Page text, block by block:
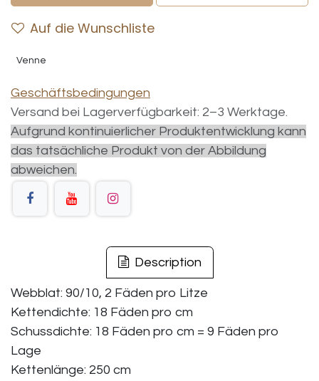
Auf die Wunschliste
Venne
Geschäftsbedingungen
Versand bei Lagerverfügbarkeit: 2–3 Werktage.
Aufgrund kontinuierlicher Produktentwicklung kann
das tatsächliche Produkt von der Abbildung
abweichen.
Description
Webblat: 90/10, 2 Fäden pro Litze
Kettendichte: 18 Fäden pro cm
Schussdichte: 18 Fäden pro cm = 9 Fäden pro
Lage
Kettenlänge: 250 cm